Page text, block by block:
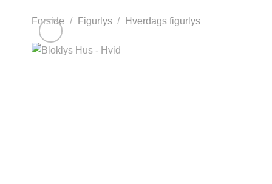
Forside / Figurlys / Hverdags figurlys